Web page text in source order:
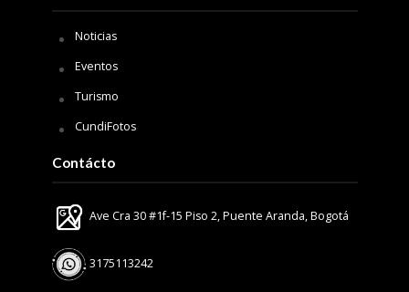
Noticias
Eventos
Turismo
CundiFotos
Contácto
Ave Cra 30 #1f-15 Piso 2, Puente Aranda, Bogotá
3175113242